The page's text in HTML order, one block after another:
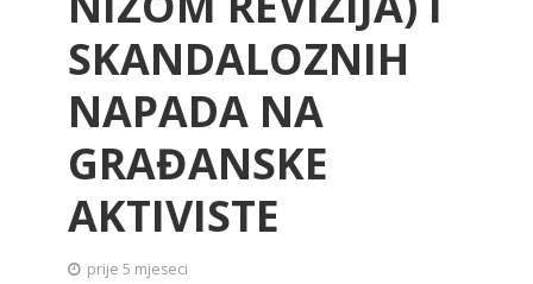
SKANDALOZNIH
NAPADA NA
GRAĐANSKE
AKTIVISTE
prije 5 mjeseci